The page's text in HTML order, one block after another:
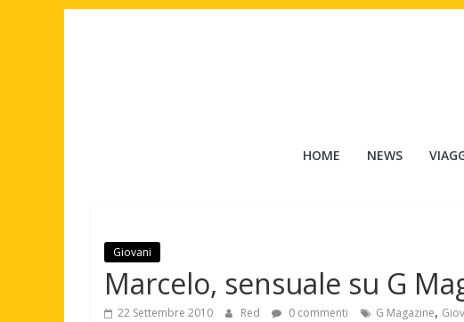
Tuttouomini
Motori,
gay
news
HOME NEWS
Giovani
Marcelo, sensuale su G
22 Settembre 2010 Red 0 commenti G Magazine,